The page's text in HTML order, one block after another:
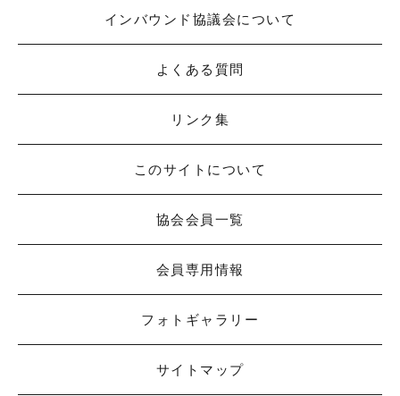
インバウンド協議会について
よくある質問
リンク集
このサイトについて
協会会員一覧
会員専用情報
フォトギャラリー
サイトマップ